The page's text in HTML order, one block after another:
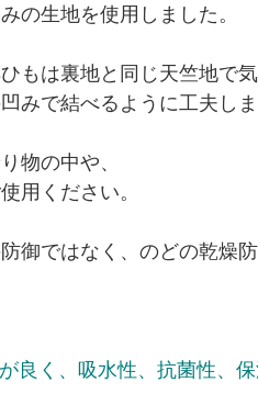
の生地を使用しました。
もは裏地と同じ天竺地で気
みで結べるように工夫しま
物の中や、
用ください。
御ではなく、のどの乾燥
良く、吸水性、抗菌性、保